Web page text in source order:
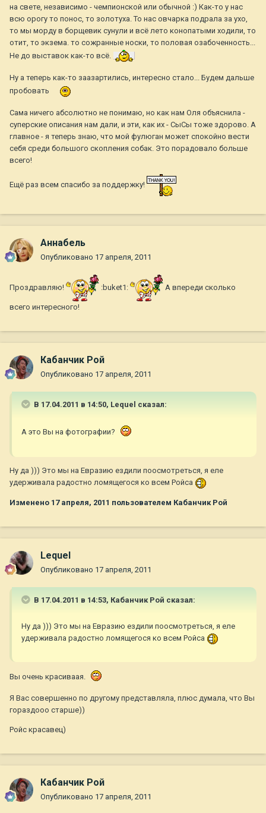
на свете, независимо - чемпионской или обычной :) Как-то у нас
всю орогу то понос, то золотуха. То нас овчарка подрала за ухо,
то мы морду в борщевик сунули и всё лето конопатыми ходили, то
отит, то экзема. то сожранные носки, то половая озабоченность...
Не до выставок как-то всё.
Ну а теперь как-то заазартились, интересно стало... Будем дальше
пробовать
Сама ничего абсолютно не понимаю, но как нам Оля объяснила -
суперские описания нам дали, и эти, как их - СыСы тоже здорово. А
главное - я теперь знаю, что мой фулюган может спокойно вести
себя среди большого скопления собак. Это порадовало больше
всего!
Ещё раз всем спасибо за поддержку!
Aннaбель
Опубликовано 17 апреля, 2011
Проздравляю! :buket1: А впереди сколько
всего интересного!
Кабанчик Рой
Опубликовано 17 апреля, 2011
В 17.04.2011 в 14:50, Lequel сказал:
А это Вы на фотографии?
Ну да ))) Это мы на Евразию ездили поосмотреться, я еле
удерживала радостно ломящегося ко всем Ройса
Изменено 17 апреля, 2011 пользователем Кабанчик Рой
Lequel
Опубликовано 17 апреля, 2011
В 17.04.2011 в 14:53, Кабанчик Рой сказал:
Ну да ))) Это мы на Евразию ездили поосмотреться, я еле
удерживала радостно ломящегося ко всем Ройса
Вы очень красиваая.
Я Вас совершенно по другому представляла, плюс думала, что Вы
гораздооо старше))
Ройс красавец)
Кабанчик Рой
Опубликовано 17 апреля, 2011